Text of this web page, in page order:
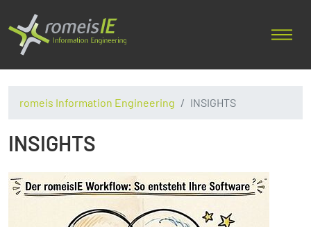
romeis Information Engineering INSIGHTS
INSIGHTS